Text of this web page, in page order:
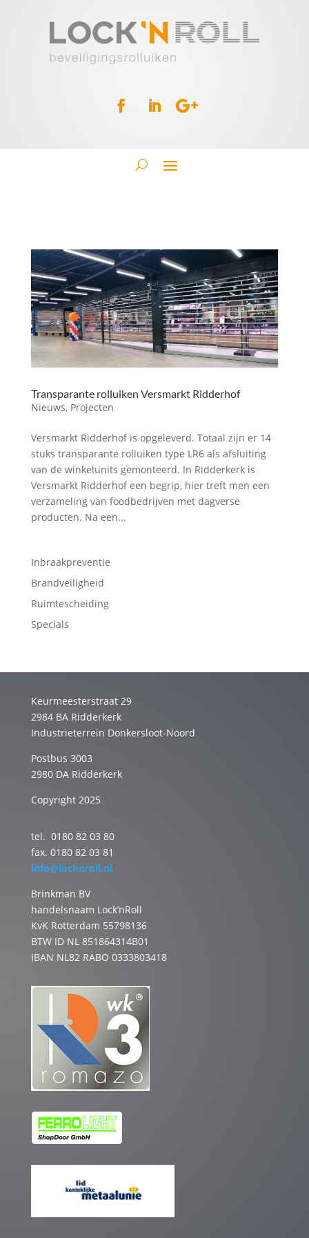
Transparante rolluiken Versmarkt Ridderhof
Nieuws, Projecten
Versmarkt Ridderhof is opgeleverd. Totaal zijn er 14
stuks transparante rolluiken type LR6 als afsluiting
van de winkelunits gemonteerd. In Ridderkerk is
Versmarkt Ridderhof een begrip, hier treft men een
verzameling van foodbedrijven met dagverse
producten. Na een...
Inbraakpreventie
Brandveiligheid
Ruimtescheiding
Specials
Keurmeesterstraat 29
2984 BA Ridderkerk
Industrieterrein Donkersloot-Noord
Postbus 3003
2980 DA Ridderkerk
Copyright 2025
tel. 0180 82 03 80
fax. 0180 82 03 81
info@locknroll.nl
Brinkman BV
handelsnaam Lock’nRoll
KvK Rotterdam 55798136
BTW ID NL 851864314B01
IBAN NL82 RABO 0333803418